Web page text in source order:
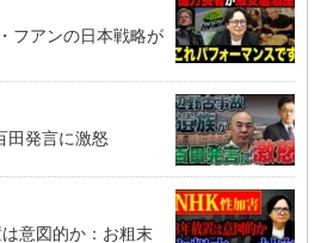
フアンの日本戦略が
田発言に激怒
は意図的か：お粗末